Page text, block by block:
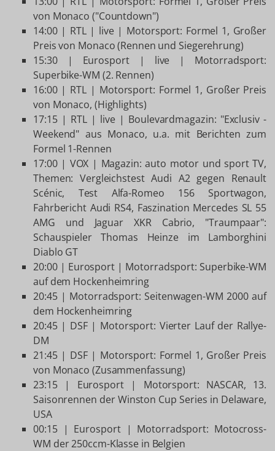
von Monaco ("Countdown")
14:00 | RTL | live | Motorsport: Formel 1, Großer
Preis von Monaco (Rennen und Siegerehrung)
15:30 | Eurosport | live | Motorradsport:
Superbike-WM (2. Rennen)
16:00 | RTL | Motorsport: Formel 1, Großer Preis
von Monaco, (Highlights)
17:15 | RTL | live | Boulevardmagazin: "Exclusiv -
Weekend" aus Monaco, u.a. mit Berichten zum
Formel 1-Rennen
17:00 | VOX | Magazin: auto motor und sport TV,
Themen: Vergleichstest Audi A2 gegen Renault
Scénic, Test Alfa-Romeo 156 Sportwagon,
Fahrbericht Audi RS4, Faszination Mercedes SL 55
AMG und Jaguar XKR Cabrio, "Traumpaar":
Schauspieler Thomas Heinze im Lamborghini
Diablo GT
20:00 | Eurosport | Motorradsport: Superbike-WM
auf dem Hockenheimring
20:45 | Motorradsport: Seitenwagen-WM 2000 auf
dem Hockenheimring
20:45 | DSF | Motorsport: Vierter Lauf der Rallye-
DM
21:45 | DSF | Motorsport: Formel 1, Großer Preis
von Monaco (Zusammenfassung)
23:15 | Eurosport | Motorsport: NASCAR, 13.
Saisonrennen der Winston Cup Series in Delaware,
USA
00:15 | Eurosport | Motorradsport: Motocross-
WM der 250ccm-Klasse in Belgien